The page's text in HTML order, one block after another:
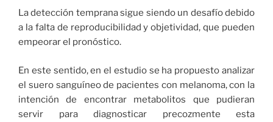
La detección temprana sigue siendo un desafío debido
a la falta de reproducibilidad y objetividad, que pueden
empeorar el pronóstico.
En este sentido, en el estudio se ha propuesto analizar
el suero sanguíneo de pacientes con melanoma, con la
intención de encontrar metabolitos que pudieran
servir para diagnosticar precozmente esta